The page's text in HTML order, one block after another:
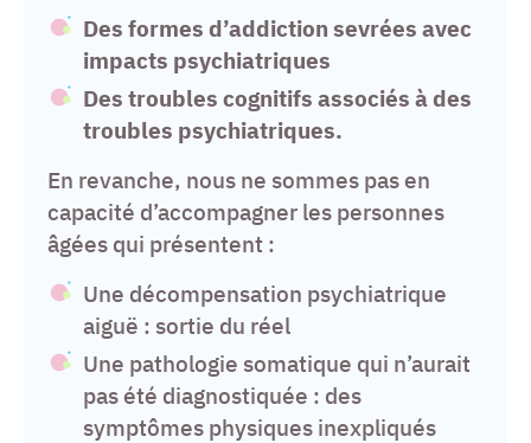
Des formes d’addiction sevrées avec
impacts psychiatriques
Des troubles cognitifs associés à des
troubles psychiatriques.
En revanche, nous ne sommes pas en
capacité d’accompagner les personnes
âgées qui présentent :
Une décompensation psychiatrique
aiguë : sortie du réel
Une pathologie somatique qui n’aurait
pas été diagnostiquée : des
symptômes physiques inexpliqués